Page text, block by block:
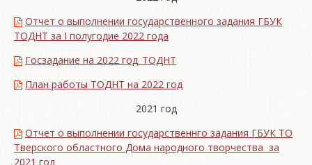
Отчет о выполнении государственного задания ГБУК
ТОДНТ за I полугодие 2022 года
Госзадание на 2022 год_ТОДНТ
План работы ТОДНТ на 2022 год
2021 год
Отчет о выполнении государственнго задания ГБУК ТО
Тверского областного Дома народного творчества за
2021 год